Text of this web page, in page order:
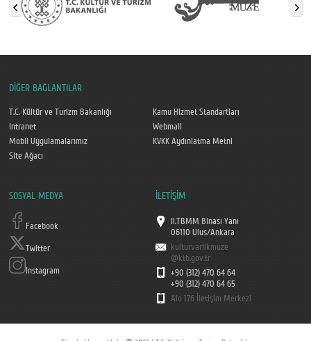
DİĞER BAĞLANTILAR
T.C. Kültür ve Turizm Bakanlığı
Kamu Hizmet Standartları
Intranet
Webmail
Mobil Uygulamalarımız
KVKK Aydınlatma Metni
Site Ağacı
SOSYAL MEDYA
Facebook
Twitter
Instagram
İLETİŞİM
II.TBMM Binası Yanı
06110 Ulus/Ankara
kulturvarlikmuze
@ktb.gov.tr
+90 (312) 470 64 64
+90 (312) 470 64 65
Alo 176 İletişim Merkezi